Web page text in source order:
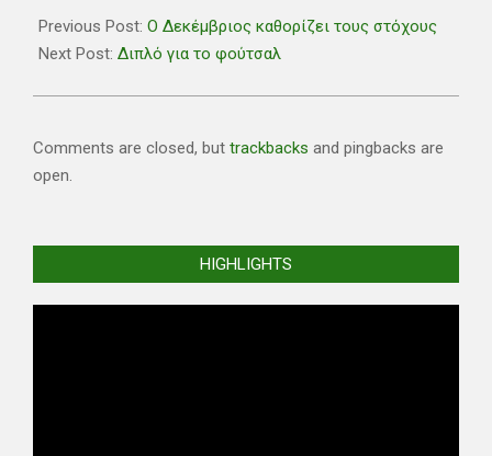
12-
01
Previous Post: Ο Δεκέμβριος καθορίζει τους στόχους
Next Post: Διπλό για το φούτσαλ
Comments are closed, but trackbacks and pingbacks are
open.
HIGHLIGHTS